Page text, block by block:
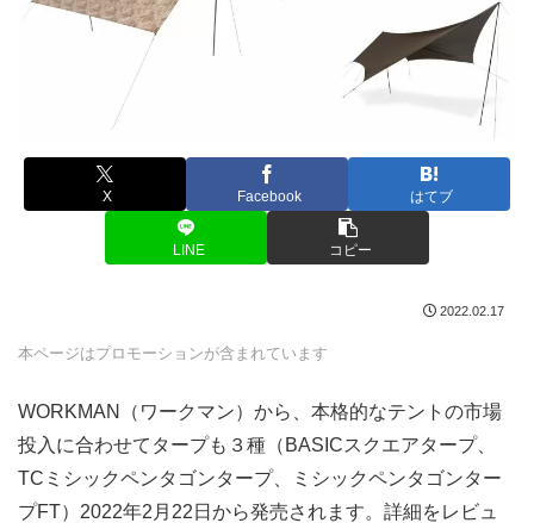
X Facebook はてブ
LINE コピー
2022.02.17
本ページはプロモーションが含まれています
WORKMAN（ワークマン）から、本格的なテントの市場
投入に合わせてタープも３種（BASICスクエアタープ、
TCミシックペンタゴンタープ、ミシックペンタゴンター
プFT）2022年2月22日から発売されます。詳細をレビュ